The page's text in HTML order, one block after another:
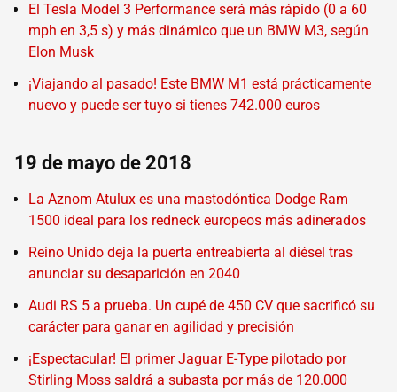
El Tesla Model 3 Performance será más rápido (0 a 60
mph en 3,5 s) y más dinámico que un BMW M3, según
Elon Musk
¡Viajando al pasado! Este BMW M1 está prácticamente
nuevo y puede ser tuyo si tienes 742.000 euros
19 de mayo de 2018
La Aznom Atulux es una mastodóntica Dodge Ram
1500 ideal para los redneck europeos más adinerados
Reino Unido deja la puerta entreabierta al diésel tras
anunciar su desaparición en 2040
Audi RS 5 a prueba. Un cupé de 450 CV que sacrificó su
carácter para ganar en agilidad y precisión
¡Espectacular! El primer Jaguar E-Type pilotado por
Stirling Moss saldrá a subasta por más de 120.000